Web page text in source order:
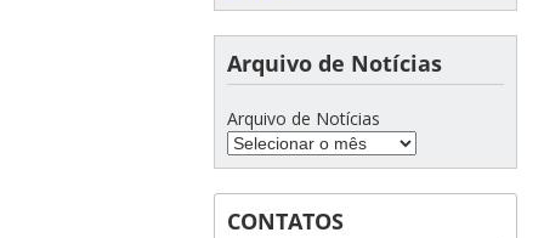
Arquivo de Notícias
Arquivo de Notícias
CONTATOS